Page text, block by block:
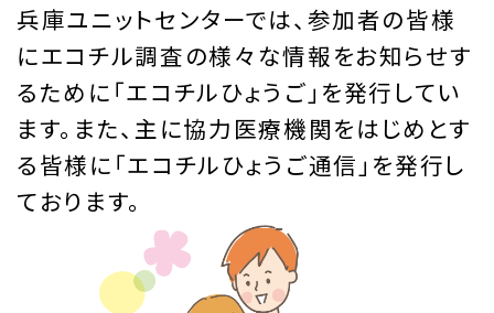
兵庫ユニットセンターでは、参加者の皆様
にエコチル調査の様々な情報をお知らせす
るために「エコチルひょうご」を発行してい
ます。また、主に協力医療機関をはじめとす
る皆様に「エコチルひょうご通信」を発行し
ております。